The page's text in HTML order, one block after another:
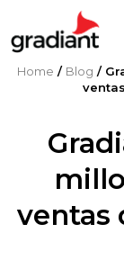
Home / Blog /
ventas